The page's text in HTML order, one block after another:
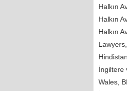
Halkın
Halkın
Halkın
İngiltere
Wales,